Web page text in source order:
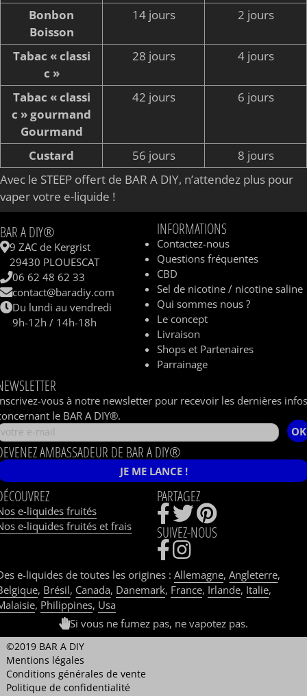
Bonbon
Boisson
14 jours 2 jours
Tabac « classi
c »
28 jours 4 jours
Tabac « classi
c » gourmand
Gourmand
42 jours 6 jours
Custard 56 jours
8 jours
Avec le STEEP offert de BAR A DIY, n’attendez plus pour
vaper votre e-liquide !
BAR A DIY®
9 ZAC de Kergrist
29430 PLOUESCAT
06 62 48 62 33
contact@baradiy.com
Du lundi au vendredi
9h-12h / 14h-18h
INFORMATIONS
Contactez-nous
Questions fréquentes
CBD
Sel de nicotine / nicotine saline
Qui sommes nous ?
Le concept
Livraison
Shops et Partenaires
Parrainage
vous à notre newsletter pour recevoir les dernières
le BAR A DIY®.
OK
AMBASSADEUR DE BAR A DIY®
JE ME LANCE !
e-liquides fruités
e-liquides fruités et frais
PARTAGEZ
SUIVEZ-NOUS
e-liquides de toutes les origines :Allemagne,Angleterre,
, Brésil, Canada, Danemark, France, Irlande, Italie,
, Philippines, Usa
Si vous ne fumez pas, ne vapotez pas.
©2019 BAR A DIY
Mentions légales
Conditions générales de vente
Politique de confidentialité